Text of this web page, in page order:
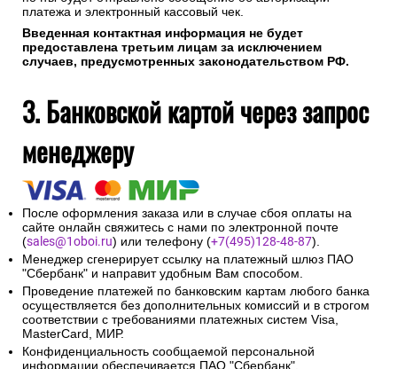
платежа и электронный кассовый чек.
Введенная контактная информация не будет
предоставлена третьим лицам за исключением
случаев, предусмотренных законодательством РФ.
3. Банковской картой через запрос
менеджеру
После оформления заказа или в случае сбоя оплаты на
сайте онлайн свяжитесь с нами по электронной почте
(sales@1oboi.ru) или телефону (+7(495)128-48-87).
Менеджер сгенерирует ссылку на платежный шлюз ПАО
"Сбербанк" и направит удобным Вам способом.
Проведение платежей по банковским картам любого банка
осуществляется без дополнительных комиссий и в строгом
соответствии с требованиями платежных систем Visa,
MasterCard, МИР.
Конфиденциальность сообщаемой персональной
информации обеспечивается ПАО "Сбербанк".